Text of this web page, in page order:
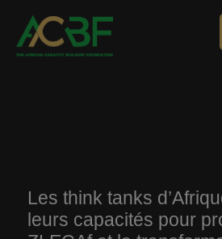
Les think tanks
leurs capacités pour